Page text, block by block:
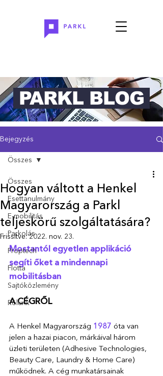
PARKL BLOG
Bejegyzés
Összes
Esettanulmány
E-mobilitás
Parkolás
Proptech
Flotta
Sajtóközlemény
Rólunk
Összes
Hogyan váltott a Henkel
Magyarország a Parkl
teljeskörű szolgáltatására?
Frissítve:2022. nov. 23.
Mostantól egyetlen applikáció
segíti őket a mindennapi
mobilitásban
A CÉGRŐL
A Henkel Magyarország 1987 óta van
jelen a hazai piacon, márkáival három
üzleti területen (Adhesive Technologies,
Beauty Care, Laundry & Home Care)
működnek. A cég munkatársainak